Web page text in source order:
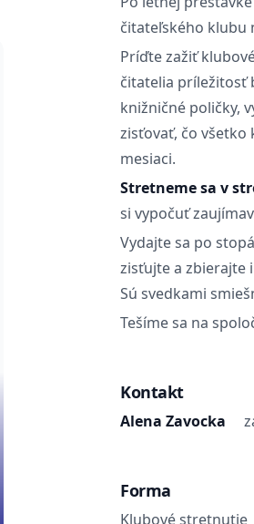
čitateľského klubu
Príďte zažiť
čitatelia príležitosť
knižničné poličky,
zisťovať, čo
mesiaci.
Stretneme sa v
si vypočuť
Vydajte sa po
zisťujte a zbierajte
Sú svedkami
Tešíme sa na
Kontakt
Alena Zavocka
Forma
Klubové stretnutie